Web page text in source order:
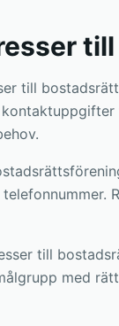
till
till
med